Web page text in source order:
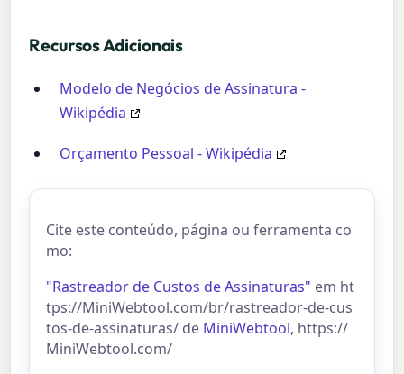
Recursos Adicionais
Modelo de Negócios de Assinatura -
Wikipédia
Orçamento Pessoal - Wikipédia
Cite este conteúdo, página ou ferramenta co
mo:
"Rastreador de Custos de Assinaturas" em ht
tps://MiniWebtool.com/br/rastreador-de-cus
tos-de-assinaturas/ de MiniWebtool, https://
MiniWebtool.com/